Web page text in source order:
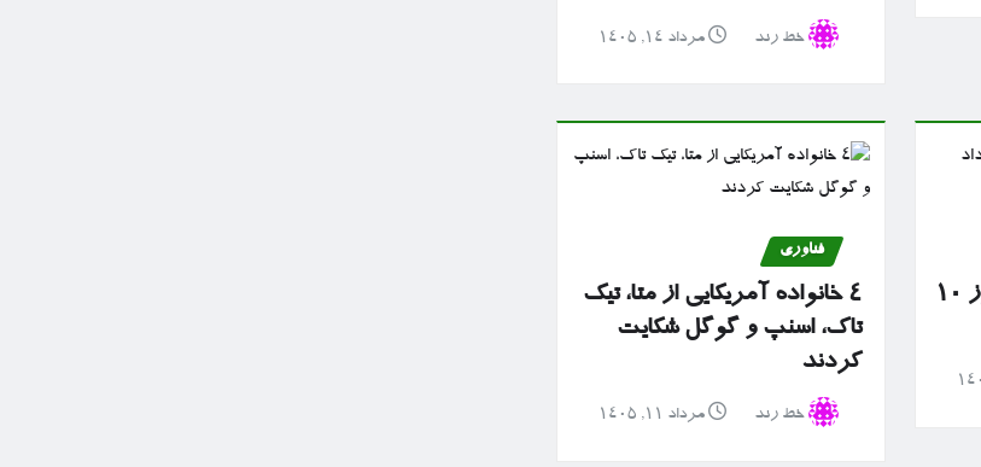
خط رند مرداد ۱۴, ۱۴۰۵
گزارش بازار سرمایه امروز ۱۰
فناوری
۴ خانواده آمریکایی از متا، تیک
تاک، اسنپ و گوگل شکایت
کردند
خط رند مرداد ۱۱, ۱۴۰۵